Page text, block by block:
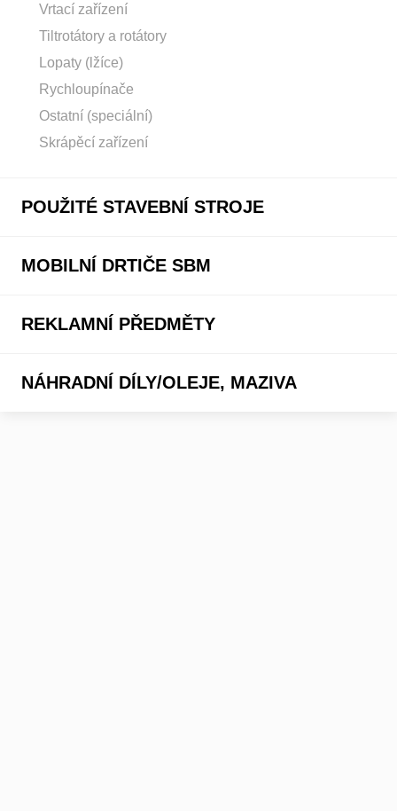
Vrtací zařízení
Tiltrotátory a rotátory
Lopaty (lžíce)
Rychloupínače
Ostatní (speciální)
Skrápěcí zařízení
POUŽITÉ STAVEBNÍ STROJE
MOBILNÍ DRTIČE SBM
REKLAMNÍ PŘEDMĚTY
NÁHRADNÍ DÍLY/OLEJE, MAZIVA